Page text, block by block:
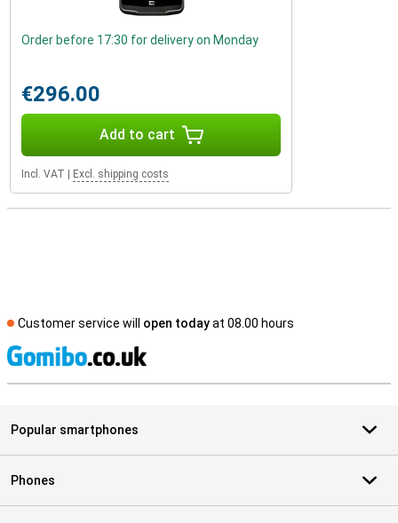
Order before 17:30 for delivery on Monday
€296.00
Add to cart
Incl. VAT Excl. shipping costs
Customer service will open todayat 08.00 hours
Popular smartphones
Phones